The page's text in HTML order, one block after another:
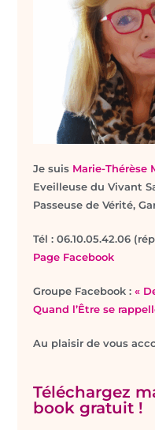
Je suis Marie-Thérèse
Eveilleuse du Vivant
Passeuse de Vérité,
Tél : 06.10.05.42.06
Page Facebook
Groupe Facebook :«
Quand l’Être se
Au plaisir de vous
Téléchargez
book gratuit !